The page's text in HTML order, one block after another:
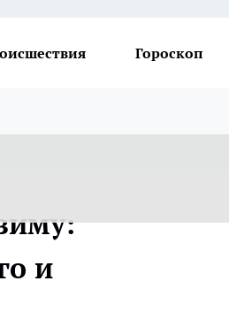
Гороскоп
и